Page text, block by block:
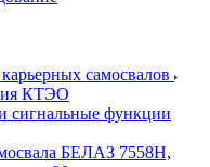
самосвалов
КТЭО
сигнальные функции
БЕЛАЗ 7558H,